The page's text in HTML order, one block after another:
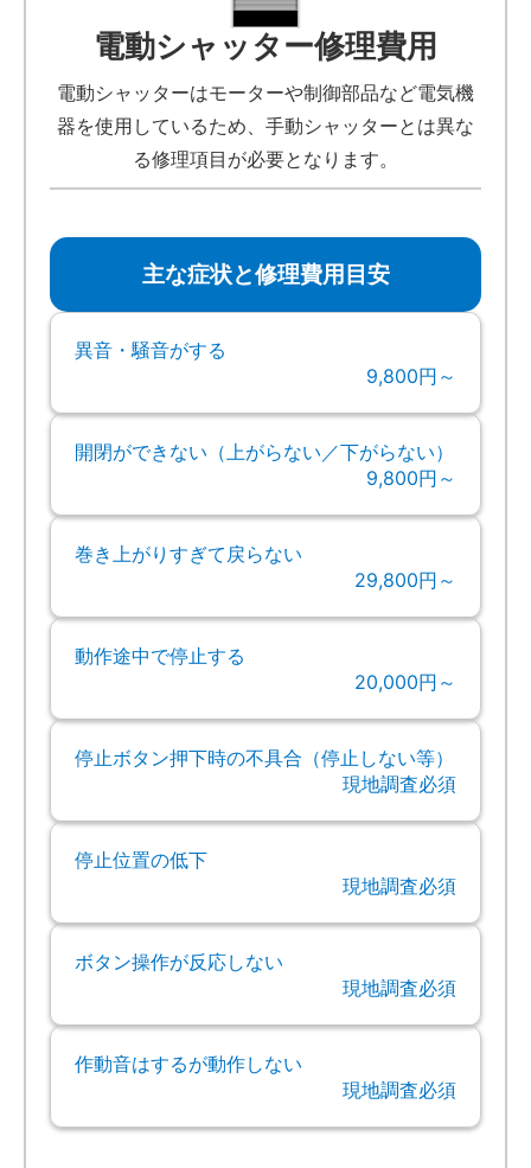
電動シャッター修理費用
電動シャッターはモーターや制御部品など電気機
器を使用しているため、手動シャッターとは異な
る修理項目が必要となります。
主な症状と修理費用目安
異音・騒音がする
9,800円～
開閉ができない（上がらない／下がらない）
9,800円～
巻き上がりすぎて戻らない
29,800円～
動作途中で停止する
20,000円～
停止ボタン押下時の不具合（停止しない等）
現地調査必須
停止位置の低下
現地調査必須
ボタン操作が反応しない
現地調査必須
作動音はするが動作しない
現地調査必須